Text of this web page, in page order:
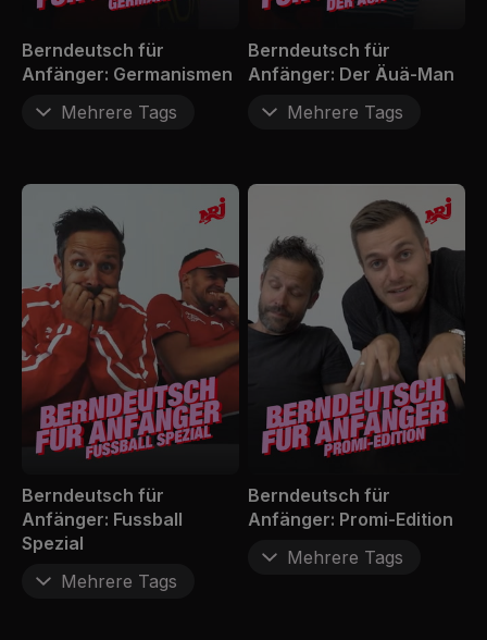
Berndeutsch für
Anfänger: Germanismen
Mehrere Tags
Berndeutsch für
Anfänger: Der Äuä-Man
Mehrere Tags
Berndeutsch für
Anfänger: Fussball
Spezial
Mehrere Tags
Berndeutsch für
Anfänger: Promi-Edition
Mehrere Tags